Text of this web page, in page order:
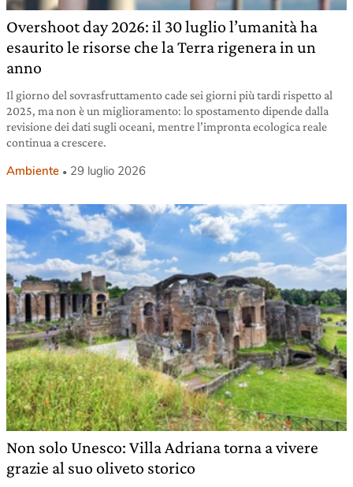
Overshoot day 2026: il 30 luglio l’umanità ha
esaurito le risorse che la Terra rigenera in un
anno
Il giorno del sovrasfruttamento cade sei giorni più tardi rispetto al
2025, ma non è un miglioramento: lo spostamento dipende dalla
revisione dei dati sugli oceani, mentre l’impronta ecologica reale
continua a crescere.
Ambiente 29 luglio 2026
Non solo Unesco: Villa Adriana torna a vivere
grazie al suo oliveto storico